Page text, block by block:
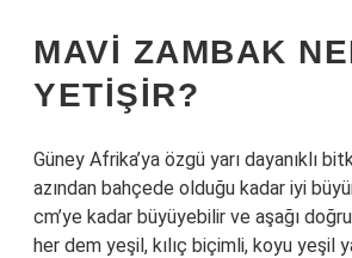
MAVI ZAMBAK
YETIŞIR?
Güney Afrika’ya özgü yarı dayanıklı
azından bahçede olduğu kadar iyi
cm’ye kadar büyüyebilir ve aşağı
her dem yeşil, kılıç biçimli, koyu yeşil